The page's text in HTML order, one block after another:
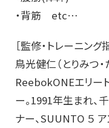
・背筋 etc…
［監修・トレーニング
鳥光健仁（とりみつ・
ReebokONEエリー
ー。1991年生まれ、
ナー、SUUNTO ５ ア